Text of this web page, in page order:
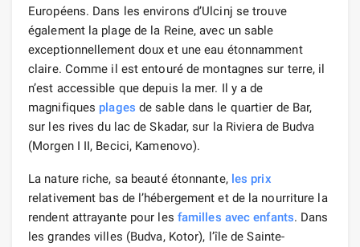
Européens. Dans les environs d’Ulcinj se trouve
également la plage de la Reine, avec un sable
exceptionnellement doux et une eau étonnamment
claire. Comme il est entouré de montagnes sur terre, il
n’est accessible que depuis la mer. Il y a de
magnifiques plages de sable dans le quartier de Bar,
sur les rives du lac de Skadar, sur la Riviera de Budva
(Morgen I II, Becici, Kamenovo).
La nature riche, sa beauté étonnante, les prix
relativement bas de l’hébergement et de la nourriture la
rendent attrayante pour les familles avec enfants. Dans
les grandes villes (Budva, Kotor), l’île de Sainte-